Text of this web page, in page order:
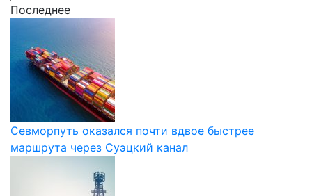
Последнее
Севморпуть оказался почти вдвое быстрее
маршрута через Суэцкий канал